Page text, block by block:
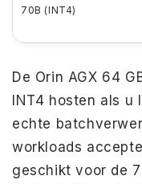
70B (INT4)
De Orin AGX 64
INT4 hosten als
echte
workloads
geschikt voor de